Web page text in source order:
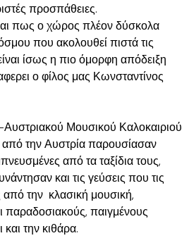
προσπάθειες.
πως ο χώρος πλέον δύσκολα
που ακολουθεί πιστά τις
ίσως η πιο όμορφη απόδειξη
ο φίλος μας Κωνσταντίνος
Μουσικού Καλοκαιριού
την Αυστρία παρουσίασαν
από τα ταξίδια τους,
και τις γεύσεις που τις
την κλασική μουσική,
παραδοσιακούς, παιγμένους
και την κιθάρα.